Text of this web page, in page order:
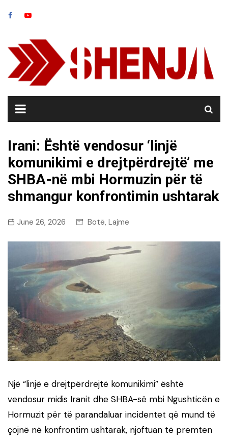
Irani: Është vendosur ‘linjë
komunikimi e drejtpërdrejtë’ me
SHBA-në mbi Hormuzin për të
shmangur konfrontimin ushtarak
June 26, 2026 Botë, Lajme
Një “linjë e drejtpërdrejtë komunikimi” është
vendosur midis Iranit dhe SHBA-së mbi Ngushticën e
Hormuzit për të parandaluar incidentet që mund të
çojnë në konfrontim ushtarak, njoftuan të premten